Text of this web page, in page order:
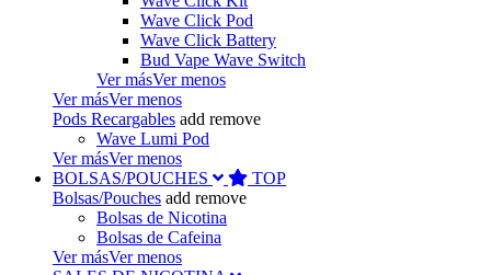
Wave Click Pod
Wave Click Battery
Bud Vape Wave Switch
Ver másVer menos
Ver másVer menos
Pods Recargables add remove
Wave Lumi Pod
Ver másVer menos
BOLSAS/POUCHES
TOP
Bolsas/Pouches add remove
Bolsas de Nicotina
Bolsas de Cafeina
Ver másVer menos